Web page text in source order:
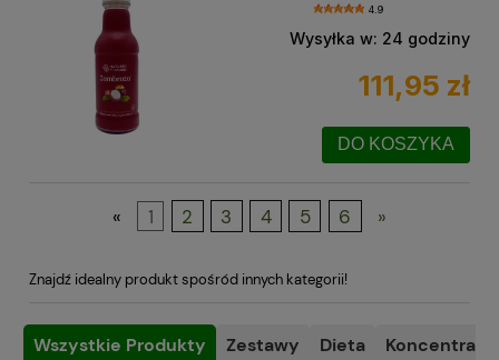
4.9
Wysyłka w: 24 godziny
111,95 zł
DO KOSZYKA
« 1 2 3 4 5 6 »
Znajdź idealny produkt spośród innych kategorii!
Wszystkie Produkty Zestawy Dieta